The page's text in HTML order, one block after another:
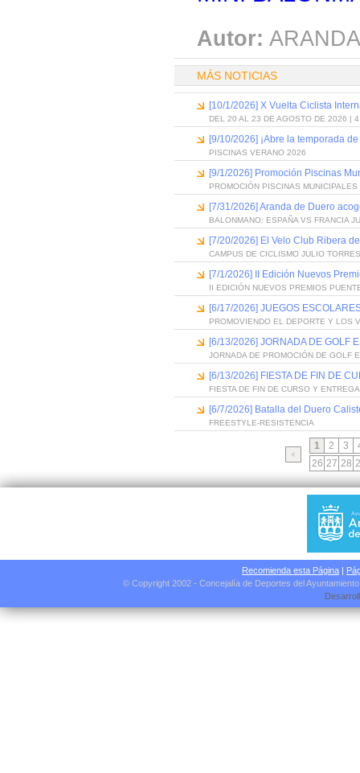
Autor:
MÁS NOTICIAS
[10/1/2026] X Vuelta Ciclista
DEL 20 AL 23 DE AGOSTO DE 2026 | 4
[9/10/2026] ¡Abre la temporada
PISCINAS VERANO 2026
[9/1/2026] Promoción Piscinas
PROMOCIÓN PISCINAS
[7/31/2026] Aranda de Duero
BALONMANO: ESPAÑA VS FRANCIA
[7/20/2026] El Velo Club Ribera
CAMPUS DE CICLISMO JULIO
[7/1/2026] II Edición Nuevos
II EDICIÓN NUEVOS PREMIOS
[6/17/2026] JUEGOS
PROMOVIENDO EL DEPORTE Y LOS
[6/13/2026] JORNADA DE GOLF
JORNADA DE PROMOCIÓN DE GOLF
[6/13/2026] FIESTA DE FIN DE
FIESTA DE FIN DE CURSO Y
[6/7/2026] Batalla del Duero
FREESTYLE-RESISTENCIA
1 2 3
26 27 28
Recomienda esta Página |
© Copyright 2002 - Concejalía de Deportes del